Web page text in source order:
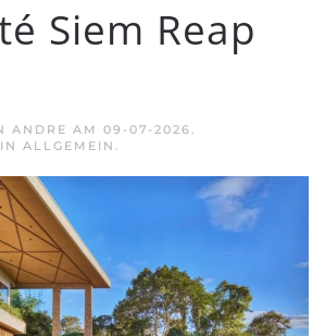
Siem Reap
ANDRE AM 09-07-2026
ALLGEMEIN.